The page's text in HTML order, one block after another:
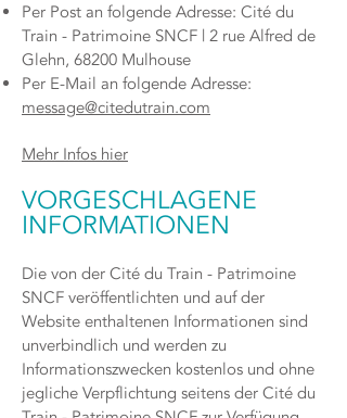
Per Post an folgende Adresse: Cité du
Train - Patrimoine SNCF | 2 rue Alfred de
Glehn, 68200 Mulhouse
Per E-Mail an folgende Adresse:
message@citedutrain.com
Mehr Infos hier
VORGESCHLAGENE
INFORMATIONEN
Die von der Cité du Train - Patrimoine
SNCF veröffentlichten und auf der
Website enthaltenen Informationen sind
unverbindlich und werden zu
Informationszwecken kostenlos und ohne
jegliche Verpflichtung seitens der Cité du